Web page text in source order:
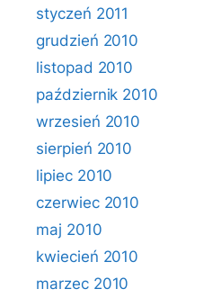
styczeń 2011
grudzień 2010
listopad 2010
październik 2010
wrzesień 2010
sierpień 2010
lipiec 2010
czerwiec 2010
maj 2010
kwiecień 2010
marzec 2010